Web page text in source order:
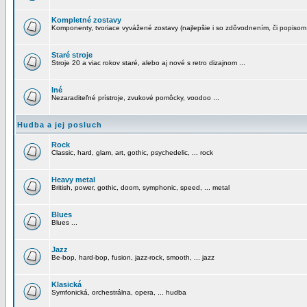
Kompletné zostavy
Komponenty, tvoriace vyvážené zostavy (najlepšie i so zdôvodnením, či
Staré stroje
Stroje 20 a viac rokov staré, alebo aj nové s retro dizajnom ...
Iné
Nezaraditeľné prístroje, zvukové pomôcky, voodoo ...
Hudba a jej posluch
Rock
Classic, hard, glam, art, gothic, psychedelic, ... rock
Heavy metal
British, power, gothic, doom, symphonic, speed, ... metal
Blues
Blues ...
Jazz
Be-bop, hard-bop, fusion, jazz-rock, smooth, ... jazz
Klasická
Symfonická, orchestrálna, opera, ... hudba